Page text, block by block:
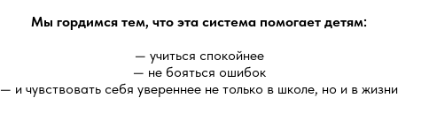
Мы гордимся тем, что эта система помогает детям:
— учиться спокойнее
— не бояться ошибок
— и чувствовать себя увереннее не только в школе, но и в жизни